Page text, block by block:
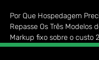
Por Que Hospedagem
Repasse Os Três Modelos
Markup fixo sobre o custo